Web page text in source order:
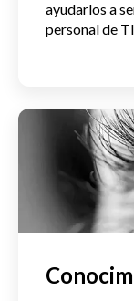
ayudarlos a
personal de TI.